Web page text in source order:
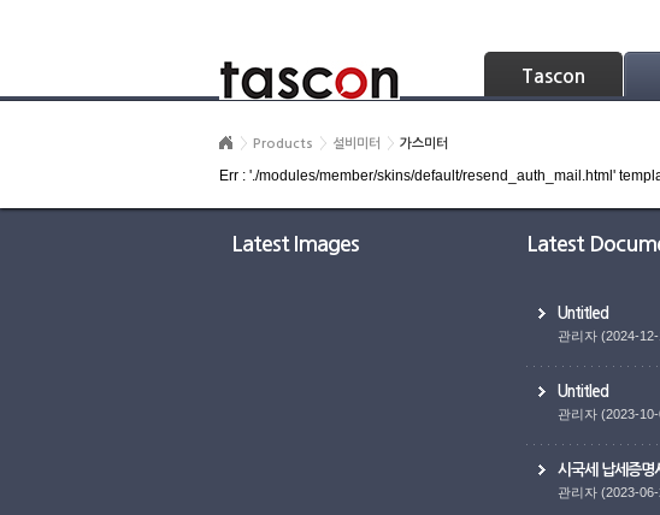
Tascon
Products 설비미터 가스미터
Err : './modules/member/skins/default/resend_auth_mail.html'
Latest Images Latest
Untitled
관리자 (2024-
Untitled
관리자 (2023-
시국세 납세증명
관리자 (2023-